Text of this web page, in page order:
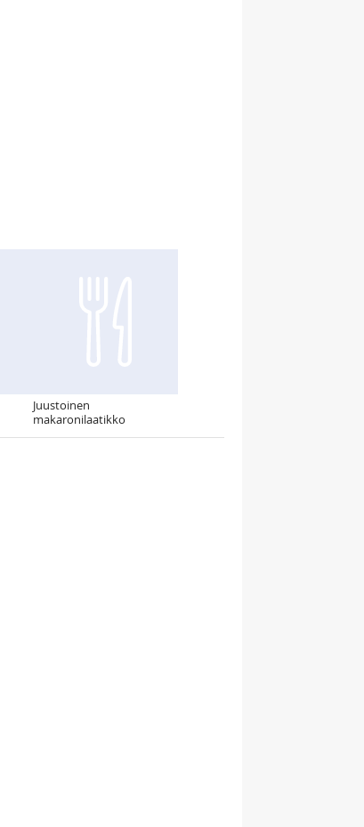
Juustoinen
makaronilaatikko